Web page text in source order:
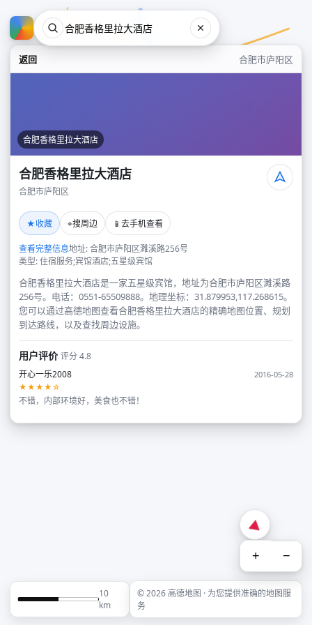
返回 合肥市庐阳区
合肥香格里拉大酒店
合肥香格里拉大酒店
合肥市庐阳区
★收藏 ⌖搜周边 📱 去手机查看
查看完整信息地址: 合肥市庐阳区濉溪路256号
类型: 住宿服务;宾馆酒店;五星级宾馆
合肥香格里拉大酒店是一家五星级宾馆，地址为合肥市庐阳区濉溪路
256号。电话：0551-65509888。地理坐标：31.879953,117.268615。
您可以通过高德地图查看合肥香格里拉大酒店的精确地图位置、规划
到达路线，以及查找周边设施。
用户评价评分 4.8
开心一乐2008
2016-05-28
★★★★☆
不错，内部环境好，美食也不错！
+ −
10
km
© 2026 高德地图 · 为您提供准确的地图服
务